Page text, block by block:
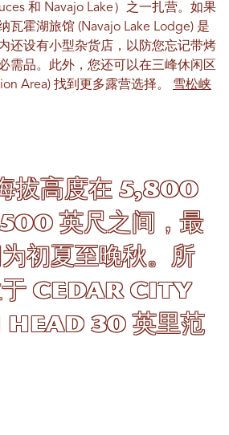
和 Navajo Lake）之一扎营。如果
瓦霍湖旅馆 (Navajo Lake Lodge) 是
还设有小型杂货店，以防您忘记带烤
需品。此外，您还可以在三峰休闲区
Area) 找到更多露营选择。 雪松峡
拔高度在 5,800
英尺之间，最
初夏至晚秋。所
于 Cedar City
30 英里范